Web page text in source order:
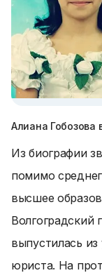
Алиана Гобозова
Из биографии
помимо
высшее
Волгоградский
выпустилась
юриста. На